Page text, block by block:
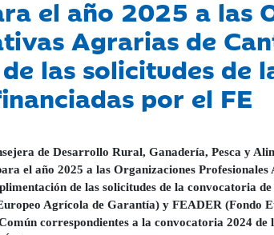
el año 2025 a las
Agrarias de
las solicitudes de
por el FE
de Desarrollo Rural, Ganadería, Pesca y
el año 2025 a las Organizaciones
de las solicitudes de la convocatoria de
Agrícola de Garantía) y FEADER (Fondo
correspondientes a la convocatoria 2024 de